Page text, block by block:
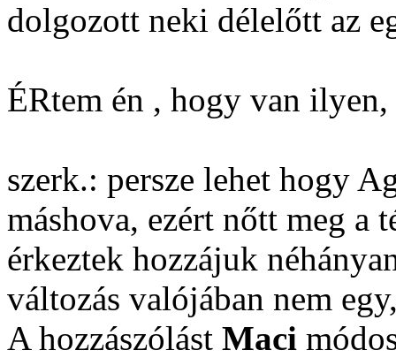
dolgozott neki délelőtt az
ÉRtem én , hogy van ilyen,
szerk.: persze lehet hogy
máshova, ezért nőtt meg a
érkeztek hozzájuk
változás valójában nem
A hozzászólást Maci